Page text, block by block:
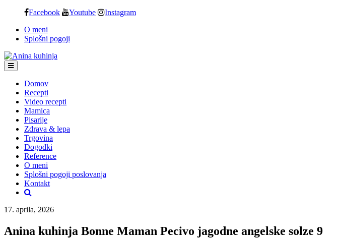
content
Facebook Youtube Instagram
O meni
Splošni pogoji
Domov
Recepti
Video recepti
Mamica
Pisarije
Zdrava & lepa
Trgovina
Dogodki
Reference
O meni
Splošni pogoji poslovanja
Kontakt
17. aprila, 2026
Anina kuhinja Bonne Maman Pecivo jagodne angelske solze 9